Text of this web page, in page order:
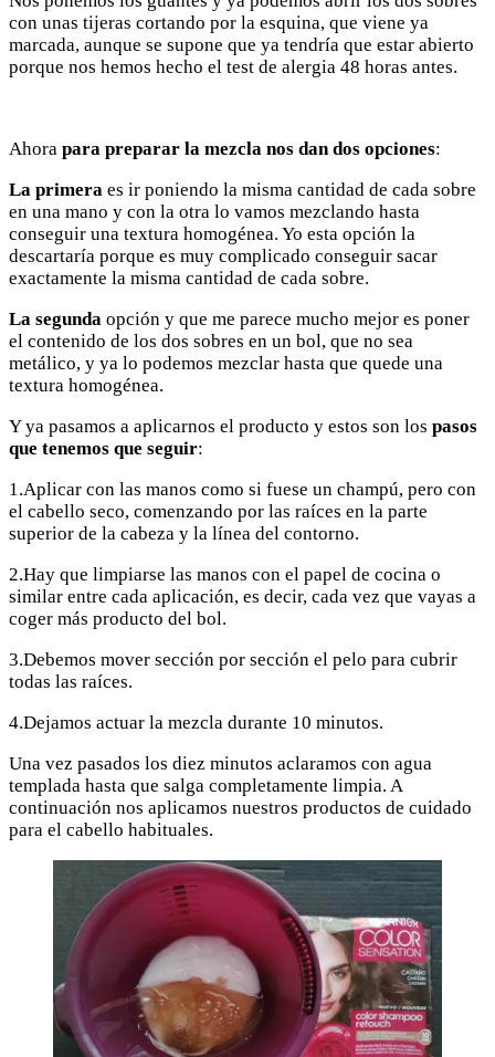
con unas tijeras cortando por la esquina, que viene ya
marcada, aunque se supone que ya tendría que estar abierto
porque nos hemos hecho el test de alergia 48 horas antes.
Ahora para preparar la mezcla nos dan dos opciones:
La primera es ir poniendo la misma cantidad de cada sobre
en una mano y con la otra lo vamos mezclando hasta
conseguir una textura homogénea. Yo esta opción la
descartaría porque es muy complicado conseguir sacar
exactamente la misma cantidad de cada sobre.
La segunda opción y que me parece mucho mejor es poner
el contenido de los dos sobres en un bol, que no sea
metálico, y ya lo podemos mezclar hasta que quede una
textura homogénea.
Y ya pasamos a aplicarnos el producto y estos son los pasos
que tenemos que seguir:
1.Aplicar con las manos como si fuese un champú, pero con
el cabello seco, comenzando por las raíces en la parte
superior de la cabeza y la línea del contorno.
2.Hay que limpiarse las manos con el papel de cocina o
similar entre cada aplicación, es decir, cada vez que vayas a
coger más producto del bol.
3.Debemos mover sección por sección el pelo para cubrir
todas las raíces.
4.Dejamos actuar la mezcla durante 10 minutos.
Una vez pasados los diez minutos aclaramos con agua
templada hasta que salga completamente limpia. A
continuación nos aplicamos nuestros productos de cuidado
para el cabello habituales.